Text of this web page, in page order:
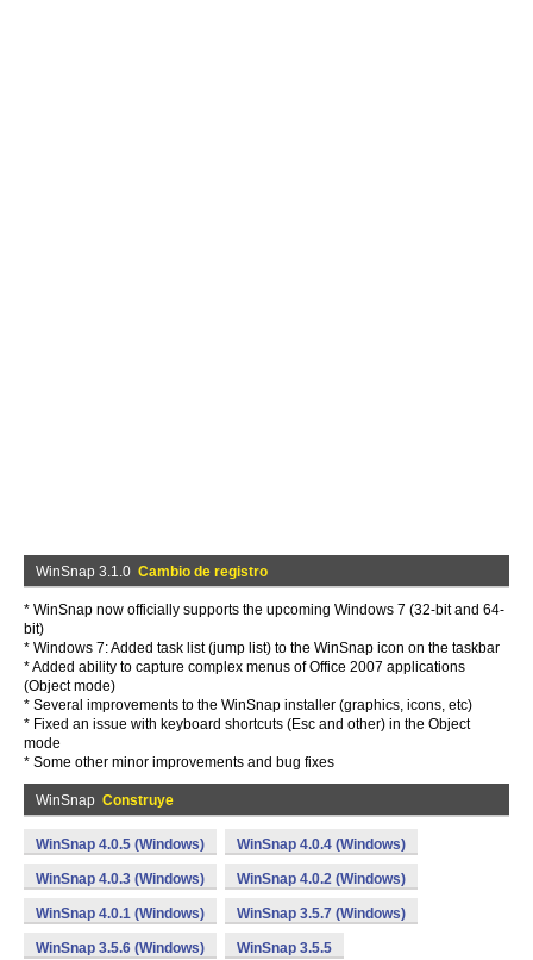
WinSnap 3.1.0 Cambio de registro
* WinSnap now officially supports the upcoming Windows 7 (32-bit and 64-
bit)
* Windows 7: Added task list (jump list) to the WinSnap icon on the taskbar
* Added ability to capture complex menus of Office 2007 applications
(Object mode)
* Several improvements to the WinSnap installer (graphics, icons, etc)
* Fixed an issue with keyboard shortcuts (Esc and other) in the Object
mode
* Some other minor improvements and bug fixes
WinSnap Construye
WinSnap 4.0.5 (Windows) WinSnap 4.0.4 (Windows)
WinSnap 4.0.3 (Windows) WinSnap 4.0.2 (Windows)
WinSnap 4.0.1 (Windows) WinSnap 3.5.7 (Windows)
WinSnap 3.5.6 (Windows) WinSnap 3.5.5